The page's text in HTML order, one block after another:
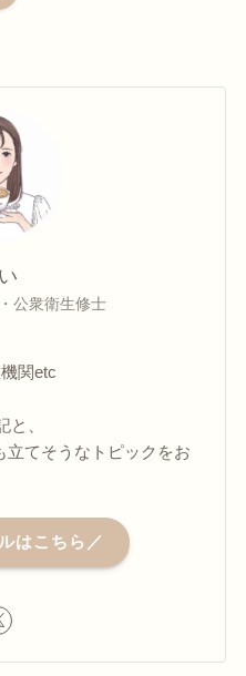
公衆衛生修士
関etc
、
立てそうなトピックをお
はこちら／